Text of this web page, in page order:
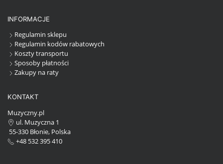
INFORMACJE
Regulamin sklepu
Regulamin kodów rabatowych
Koszty transportu
Sposoby płatności
Zakupy na raty
KONTAKT
Muzyczny.pl
ul. Muzyczna 1
55-330 Błonie, Polska
+48 532 395 410